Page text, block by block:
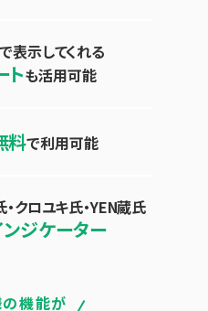
表示してくれる
トも活用可能
料で利用可能
クロユキ氏・YEN蔵氏
ジケーター
機能が